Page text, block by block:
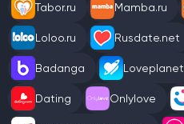
Tabor.ru Mamba.ru
Loloo.ru Rusdate.net
Badanga Loveplanet
Dating Onlylove